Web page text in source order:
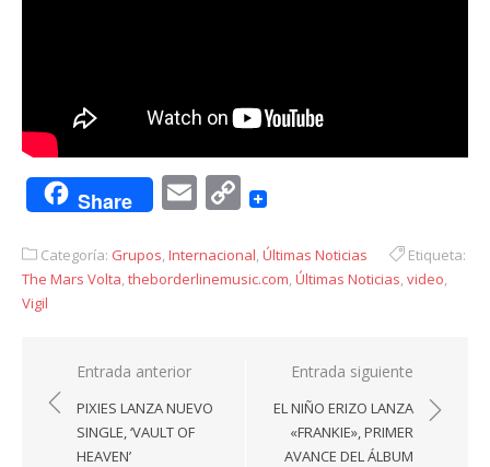
Share EmailCopy
Categoría: Grupos,Internacional,Últimas Noticias
Etiqueta:
The Mars Volta,theborderlinemusic.com,Últimas Noticias,video,
Vigil
Navegación
de
entradas
Entrada anterior
PIXIES LANZA NUEVO
SINGLE, ‘VAULT OF
HEAVEN’
Entrada siguiente
EL NIÑO ERIZO LANZA
«FRANKIE», PRIMER
AVANCE DEL ÁLBUM